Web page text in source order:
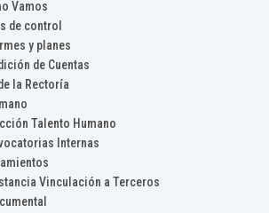
Vamos
de control
y planes
de Cuentas
la Rectoría
Talento Humano
Internas
Vinculación a Terceros